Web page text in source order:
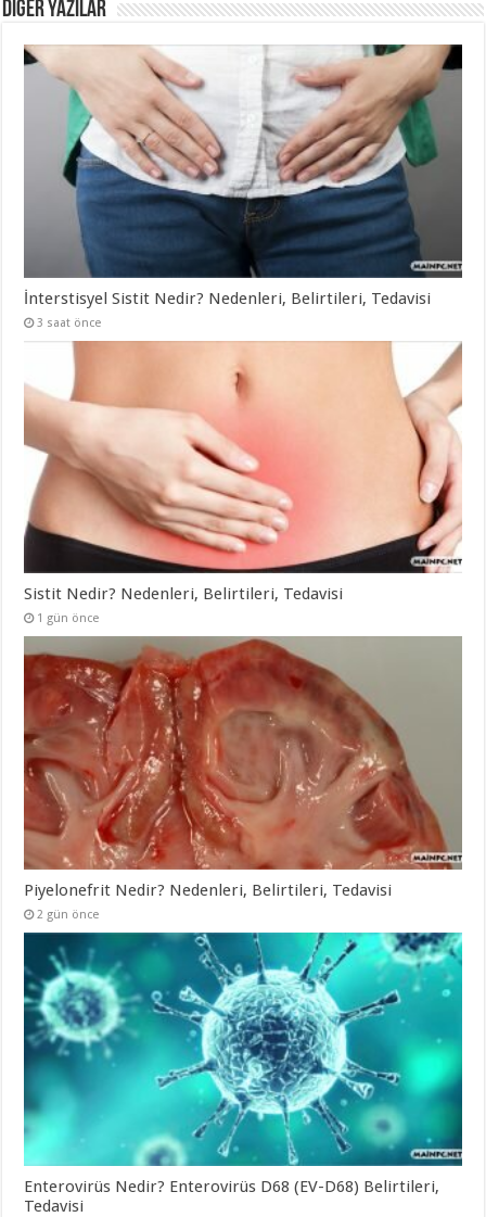
DİĞER YAZILAR
İnterstisyel Sistit Nedir? Nedenleri, Belirtileri, Tedavisi
3 saat önce
Sistit Nedir? Nedenleri, Belirtileri, Tedavisi
1 gün önce
Piyelonefrit Nedir? Nedenleri, Belirtileri, Tedavisi
2 gün önce
Enterovirüs Nedir? Enterovirüs D68 (EV-D68) Belirtileri,
Tedavisi